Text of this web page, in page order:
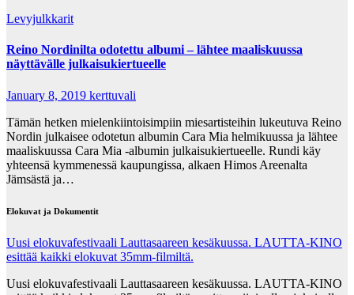
Levyjulkkarit
Reino Nordinilta odotettu albumi – lähtee maaliskuussa
näyttävälle julkaisukiertueelle
January 8, 2019 kerttuvali
Tämän hetken mielenkiintoisimpiin miesartisteihin lukeutuva Reino
Nordin julkaisee odotetun albumin Cara Mia helmikuussa ja lähtee
maaliskuussa Cara Mia -albumin julkaisukiertueelle. Rundi käy
yhteensä kymmenessä kaupungissa, alkaen Himos Areenalta
Jämsästä ja…
Elokuvat ja Dokumentit
Uusi elokuvafestivaali Lauttasaareen kesäkuussa. LAUTTA-KINO
esittää kaikki elokuvat 35mm-filmiltä.
Uusi elokuvafestivaali Lauttasaareen kesäkuussa. LAUTTA-KINO